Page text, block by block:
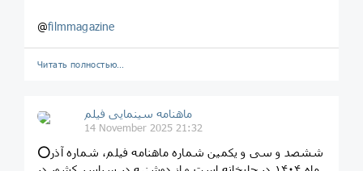
@filmmagazine
Читать полностью…
ماهنامه سینمایی فیلم
14 November 2025 21:32
⭕️ششصد و سی و یکمین شماره ماهنامه فیلم، شماره آذر